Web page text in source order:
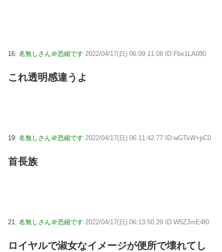
16: 名無しさん＠恐縮です 2022/04/17(日) 06:09:11.08 ID:Fbx1LA080
これ透明感違うよ
19: 名無しさん＠恐縮です 2022/04/17(日) 06:11:42.77 ID:wGTsW+pC0
首長族
21: 名無しさん＠恐縮です 2022/04/17(日) 06:13:50.29 ID:W5ZJmE4f0
ロイヤルで淑女なイメージが便所で壊れてし